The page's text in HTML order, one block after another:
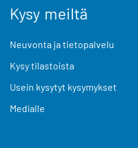
Kysy meiltä
Neuvonta ja tietopalvelu
Kysy tilastoista
Usein kysytyt kysymykset
Medialle